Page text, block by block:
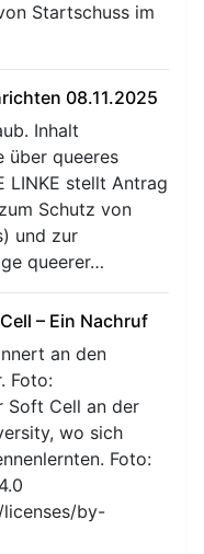
Startschuss im
08.11.2025
Inhalt
über queeres
LINKE stellt Antrag
Schutz von
und zur
queerer…
– Ein Nachruf
an den
Foto:
Soft Cell an der
wo sich
Foto:
by-